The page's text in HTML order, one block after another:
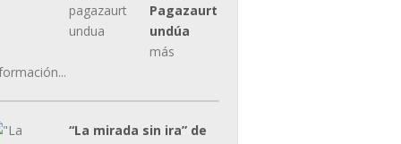
Pagazaurt
undúa
más
“La mirada sin ira” de